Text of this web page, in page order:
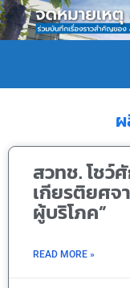
สวทช. โชว์
เกียรติยศจ
ผู้บริโภค”
READ MORE »